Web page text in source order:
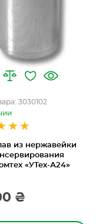
из нержавейки
«УТех-А24»
3030102
₴